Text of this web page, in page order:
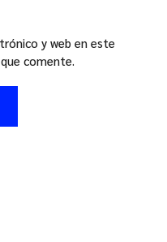
y web en este
comente.